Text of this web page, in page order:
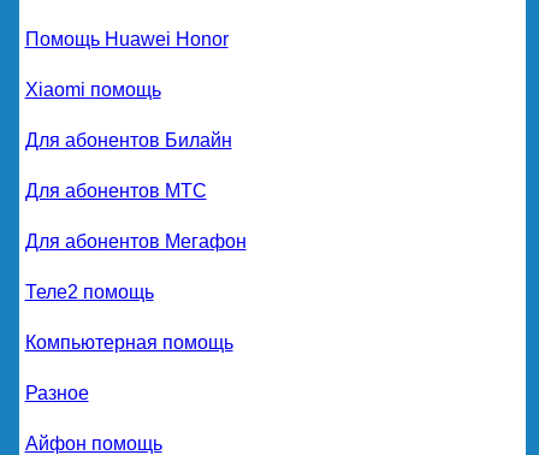
Помощь Huawei Honor
Xiaomi помощь
Для абонентов Билайн
Для абонентов МТС
Для абонентов Мегафон
Теле2 помощь
Компьютерная помощь
Разное
Айфон помощь